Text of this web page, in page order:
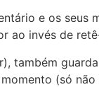
e os seus
ao invés de
também
(só